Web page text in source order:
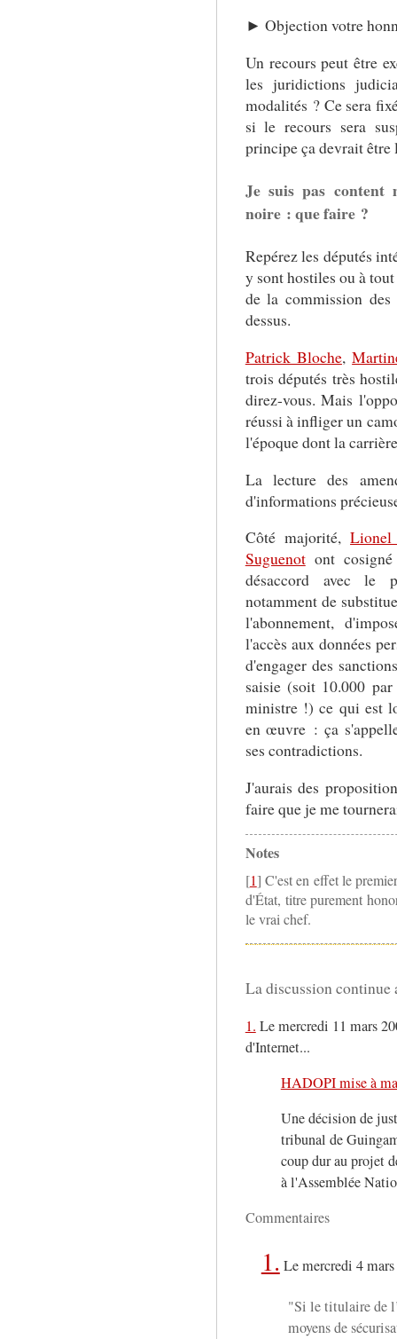
► Objection votre
Un recours peut être
les juridictions
modalités ? Ce sera
si le recours sera
principe ça devrait être
Je suis pas
noire : que faire ?
Repérez les députés
y sont hostiles ou à
de la commission
dessus.
Patrick Bloche,
trois députés très
direz-vous. Mais
réussi à infliger un
l'époque dont la
La lecture des
d'informations
Côté majorité,Lionel
Suguenotont
désaccord avec le
notamment de
l'abonnement,
l'accès aux données
d'engager des
saisie (soit 10.000
ministre !) ce qui est
en œuvre : ça
ses contradictions.
J'aurais des
faire que je me
Notes
[1] C'est en effet le
d'État, titre purement
le vrai chef.
La discussion continue
1. Le mercredi 11 mars
d'Internet...
HADOPI mise à
Une décision de
tribunal de
coup dur au projet
à l'Assemblée
Commentaires
1. Le mercredi 4
"Si le titulaire de
moyens de